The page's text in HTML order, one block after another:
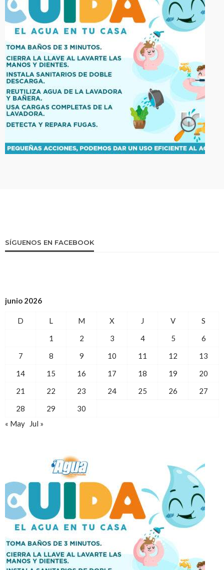
SÍGUENOS EN FACEBOOK
junio 2026
D L M X J V
S
1
2 3 4 5
6
7
8 9 10 11 12
13
14
15 16 17 18 19
20
21
22 23 24 25 26
27
28
29
30
« May
Jul »